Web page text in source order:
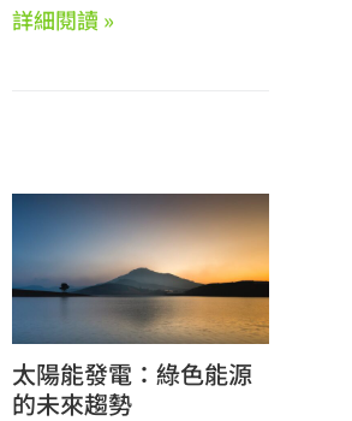
詳細閱讀 »
太陽能發電：綠色能源
的未來趨勢